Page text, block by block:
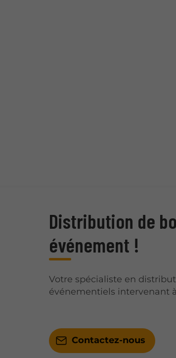
Distribution de
événement !
Votre spécialiste en
événementiels intervenant
Contactez-nous